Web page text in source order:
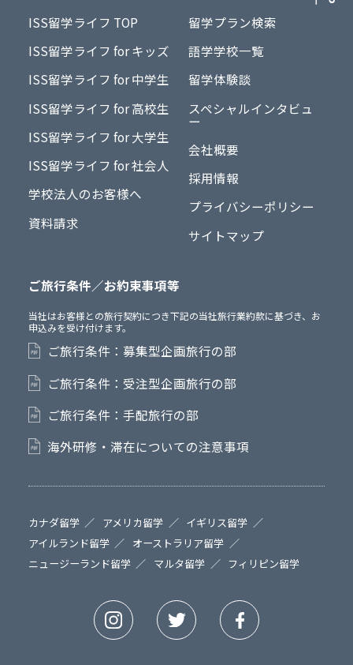
ISS留学ライフ TOP
ISS留学ライフ for キッズ
ISS留学ライフ for 中学生
ISS留学ライフ for 高校生
ISS留学ライフ for 大学生
ISS留学ライフ for 社会人
学校法人のお客様へ
資料請求
留学プラン検索
語学学校一覧
留学体験談
スペシャルインタビュ
ー
会社概要
採用情報
プライバシーポリシー
サイトマップ
ご旅行条件／お約束事項等
当社はお客様との旅行契約につき下記の当社旅行業約款に基づき、お
申込みを受け付けます。
ご旅行条件：募集型企画旅行の部
ご旅行条件：受注型企画旅行の部
ご旅行条件：手配旅行の部
海外研修・滞在についての注意事項
カナダ留学 アメリカ留学
イギリス留学
アイルランド留学
オーストラリア留学
ニュージーランド留学
マルタ留学 フィリピン留学